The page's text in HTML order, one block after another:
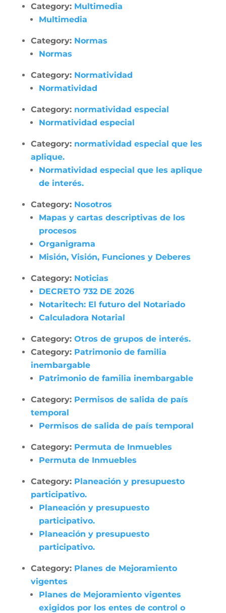
Category: Multimedia
Multimedia
Category: Normas
Normas
Category: Normatividad
Normatividad
Category: normatividad especial
Normatividad especial
Category: normatividad especial que les
aplique.
Normatividad especial que les aplique
de interés.
Category: Nosotros
Mapas y cartas descriptivas de los
procesos
Organigrama
Misión, Visión, Funciones y Deberes
Category: Noticias
DECRETO 732 DE 2026
Notaritech: El futuro del Notariado
Calculadora Notarial
Category: Otros de grupos de interés.
Category: Patrimonio de familia
inembargable
Patrimonio de familia inembargable
Category: Permisos de salida de país
temporal
Permisos de salida de país temporal
Category: Permuta de Inmuebles
Permuta de Inmuebles
Category: Planeación y presupuesto
participativo.
Planeación y presupuesto
participativo.
Planeación y presupuesto
participativo.
Category: Planes de Mejoramiento
vigentes
Planes de Mejoramiento vigentes
exigidos por los entes de control o